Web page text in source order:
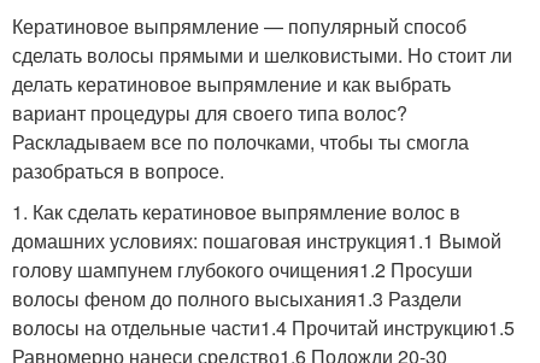
Кератиновое выпрямление — популярный способ
сделать волосы прямыми и шелковистыми. Но стоит ли
делать кератиновое выпрямление и как выбрать
вариант процедуры для своего типа волос?
Раскладываем все по полочками, чтобы ты смогла
разобраться в вопросе.
1. Как сделать кератиновое выпрямление волос в
домашних условиях: пошаговая инструкция1.1 Вымой
голову шампунем глубокого очищения1.2 Просуши
волосы феном до полного высыхания1.3 Раздели
волосы на отдельные части1.4 Прочитай инструкцию1.5
Равномерно нанеси средство1.6 Подожди 20-30